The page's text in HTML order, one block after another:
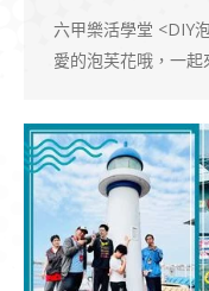
六甲樂活學堂 <DIY
愛的泡芙花哦，一